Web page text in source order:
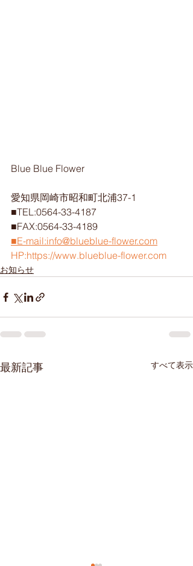
Blue Blue Flower
愛知県岡崎市昭和町北浦37-1
■TEL:0564-33-4187
■FAX:0564-33-4189
■E-mail:info@blueblue-flower.com
HP:https://www.blueblue-flower.com
お知らせ
最新記事 すべて表示